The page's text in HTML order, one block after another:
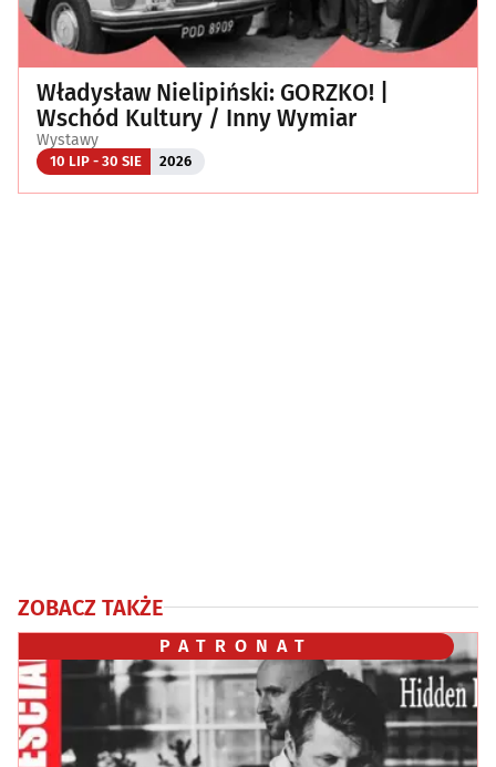
Władysław Nielipiński: GORZKO! |
Wschód Kultury / Inny Wymiar
Wystawy
10 LIP - 30 SIE 2026
ZOBACZ TAKŻE
PATRONAT